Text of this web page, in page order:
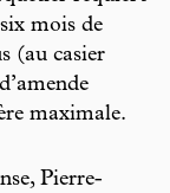
mois de
(au casier
maximale.
Pierre-